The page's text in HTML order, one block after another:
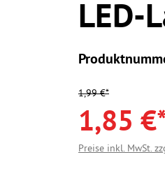
LED-
1,99 €*
1,85
Preise inkl. MwSt.